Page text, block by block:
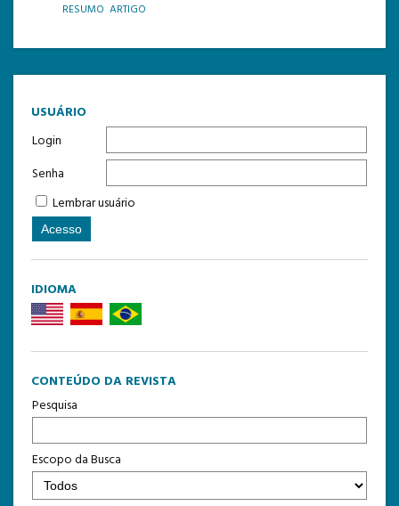
USUÁRIO
Login
Senha
Lembrar usuário
IDIOMA
CONTEÚDO DA REVISTA
Pesquisa
Escopo da Busca
RESUMO ARTIGO